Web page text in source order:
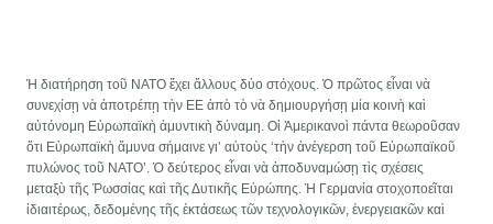
Ἡ διατήρηση τοῦ ΝΑΤΟ ἔχει ἄλλους δύο στόχους. Ὁ πρῶτος εἶναι νὰ
συνεχίσῃ νὰ ἀποτρέπῃ τὴν ΕΕ ἀπὸ τὸ νὰ δημιουργήσῃ μία κοινὴ καὶ
αὐτόνομη Εὐρωπαϊκὴ ἀμυντικὴ δύναμη. Οἱ Ἀμερικανοὶ πάντα θεωροῦσαν
ὅτι Εὐρωπαϊκὴ ἄμυνα σήμαινε γι’ αὐτοὺς ‘τὴν ἀνέγερση τοῦ Εὐρωπαϊκοῦ
πυλώνος τοῦ ΝΑΤΟ’. Ὁ δεύτερος εἶναι νὰ ἀποδυναμώσῃ τὶς σχέσεις
μεταξὺ τῆς Ῥωσσίας καὶ τῆς Δυτικῆς Εὐρώπης. Ἡ Γερμανία στοχοποεῖται
ἰδιαιτέρως, δεδομένης τῆς ἐκτάσεως τῶν τεχνολογικῶν, ἐνεργειακῶν καὶ